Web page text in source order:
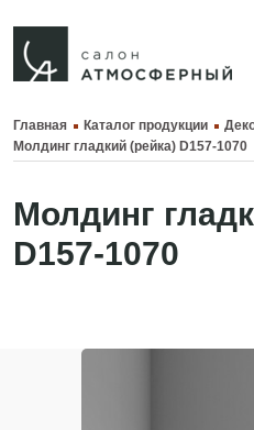
Главная Каталог продукции
Молдинг гладкий (рейка) D157-1070
Молдинг
D157-1070